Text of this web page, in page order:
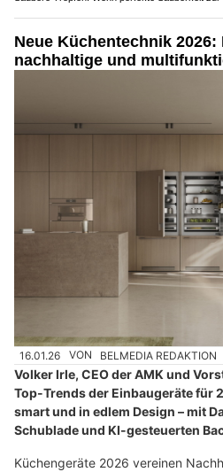
Neue Küchentechnik 2026:
nachhaltige und
16.01.26 VON BELMEDIA REDAKTION
Volker Irle, CEO der AMK und
Top-Trends der Einbaugeräte für
smart und in edlem Design – mit
Schublade und KI-gesteuerten
Küchengeräte 2026 vereinen